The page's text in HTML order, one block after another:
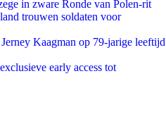
in zware Ronde van Polen-rit
trouwen soldaten voor
Kaagman op 79-jarige leeftijd
early access tot